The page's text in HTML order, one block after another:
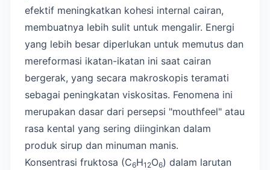
efektif meningkatkan kohesi internal cairan,
membuatnya lebih sulit untuk mengalir. Energi
yang lebih besar diperlukan untuk memutus dan
mereformasi ikatan-ikatan ini saat cairan
bergerak, yang secara makroskopis teramati
sebagai peningkatan viskositas. Fenomena ini
merupakan dasar dari persepsi "mouthfeel" atau
rasa kental yang sering diinginkan dalam
produk sirup dan minuman manis.
Konsentrasi fruktosa (C6H12O6) dalam larutan